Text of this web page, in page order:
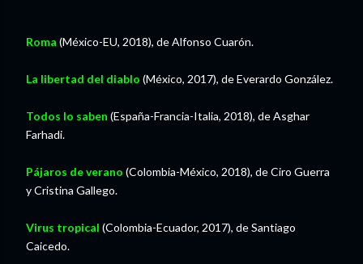
Roma (México-EU, 2018), de Alfonso Cuarón.
La libertad del diablo (México, 2017), de Everardo González.
Todos lo saben (España-Francia-Italia, 2018), de Asghar
Farhadi.
Pájaros de verano (Colombia-México, 2018), de Ciro Guerra
y Cristina Gallego.
Virus tropical (Colombia-Ecuador, 2017), de Santiago
Caicedo.